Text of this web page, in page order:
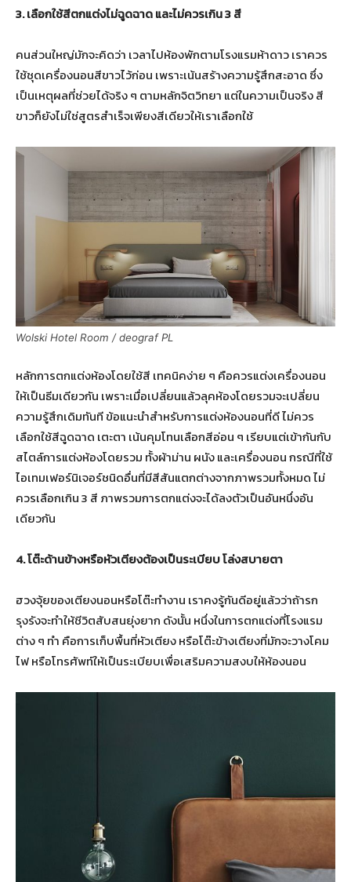
3. เลือกใช้สีตกแต่งไม่ฉูดฉาด และไม่ควรเกิน3สี
คนส่วนใหญ่มักจะคิดว่า เวลาไปห้องพักตามโรงแรมห้าดาว เราควร
ใช้ชุดเครื่องนอนสีขาวไว้ก่อน เพราะเน้นสร้างความรู้สึกสะอาด ซึ่ง
เป็นเหตุผลที่ช่วยได้จริง ๆ ตามหลักจิตวิทยา แต่ในความเป็นจริง สี
ขาวก็ยังไม่ใช่สูตรสำเร็จเพียงสีเดียวให้เราเลือกใช้
Wolski Hotel Room / deograf PL
หลักการตกแต่งห้องโดยใช้สี เทคนิคง่าย ๆ คือควรแต่งเครื่องนอน
ให้เป็นธีมเดียวกัน เพราะเมื่อเปลี่ยนแล้วลุคห้องโดยรวมจะเปลี่ยน
ความรู้สึกเดิมทันที ข้อแนะนำสำหรับการแต่งห้องนอนที่ดี ไม่ควร
เลือกใช้สีฉูดฉาด เตะตา เน้นคุมโทนเลือกสีอ่อน ๆ เรียบแต่เข้ากันกับ
สไตล์การแต่งห้องโดยรวม ทั้งผ้าม่าน ผนัง และเครื่องนอน กรณีที่ใช้
ไอเทมเฟอร์นิเจอร์ชนิดอื่นที่มีสีสันแตกต่างจากภาพรวมทั้งหมด ไม่
ควรเลือกเกิน 3 สี ภาพรวมการตกแต่งจะได้ลงตัวเป็นอันหนึ่งอัน
เดียวกัน
4. โต๊ะด้านข้างหรือหัวเตียงต้องเป็นระเบียบ โล่งสบายตา
ฮวงจุ้ยของเตียงนอนหรือโต๊ะทำงาน เราคงรู้กันดีอยู่แล้วว่าถ้ารก
รุงรังจะทำให้ชีวิตสับสนยุ่งยาก ดังนั้น หนึ่งในการตกแต่งที่โรงแรม
ต่าง ๆ ทำ คือการเก็บพื้นที่หัวเตียง หรือโต๊ะข้างเตียงที่มักจะวางโคม
ไฟ หรือโทรศัพท์ให้เป็นระเบียบเพื่อเสริมความสงบให้ห้องนอน